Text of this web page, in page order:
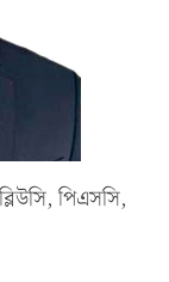
পিএসসি,